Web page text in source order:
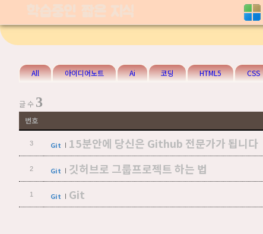
All 아이디어노트 Ai 코딩 HTML5 CSS
글 수 3
번호
3 Git 15분안에 당신은 Github 전문가가 됩니다
2 Git 깃허브로 그룹프로젝트 하는 법
1 Git Git